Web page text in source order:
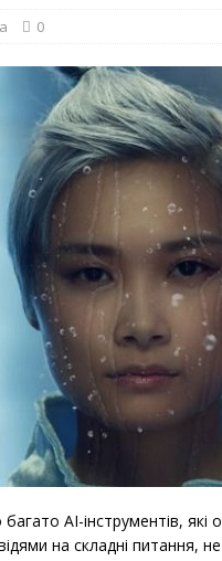
0
AI-інструментів,
на складні питання,